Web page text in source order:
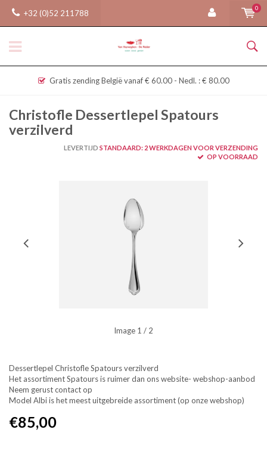
+32 (0)52 211788
0
Gratis zending België vanaf € 60.00 - Nedl. : € 80.00
Christofle Dessertlepel Spatours
verzilverd
LEVERTIJD STANDAARD: 2 WERKDAGEN VOOR VERZENDING
OP VOORRAAD
Image 1 / 2
Dessertlepel Christofle Spatours verzilverd
Het assortiment Spatours is ruimer dan ons website- webshop-aanbod
Neem gerust contact op
Model Albi is het meest uitgebreide assortiment (op onze webshop)
€85,00